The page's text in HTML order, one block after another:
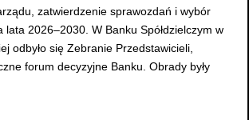
zatwierdzenie sprawozdań i wybór
lata 2026–2030. W Banku Spółdzielczym w
odbyło się Zebranie Przedstawicieli,
forum decyzyjne Banku. Obrady były